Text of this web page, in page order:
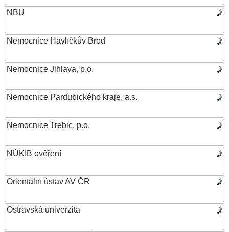
NBU
Nemocnice Havlíčkův Brod
Nemocnice Jihlava, p.o.
Nemocnice Pardubického kraje, a.s.
Nemocnice Trebic, p.o.
NÚKIB ověření
Orientální ústav AV ČR
Ostravská univerzita